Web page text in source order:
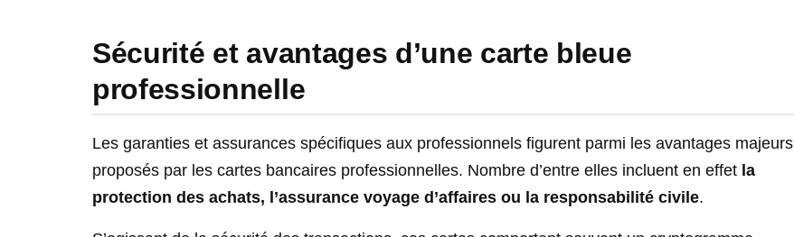
Sécurité et avantages d’une carte bleue
professionnelle
Les garanties et assurances spécifiques aux professionnels figurent parmi les avantages majeurs
proposés par les cartes bancaires professionnelles. Nombre d’entre elles incluent en effet la
protection des achats, l’assurance voyage d’affaires ou la responsabilité civile.